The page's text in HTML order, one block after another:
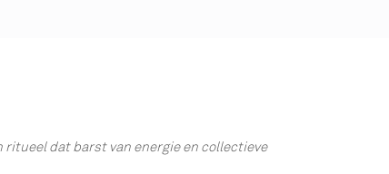
ritueel dat barst van energie en collectieve